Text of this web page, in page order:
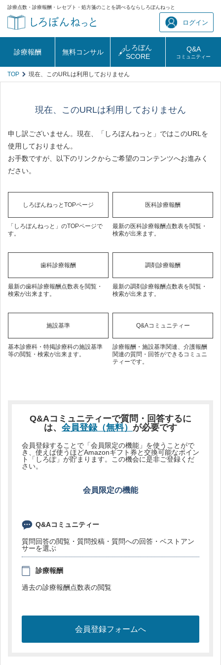
診療点数・診療報酬・レセプト・処方箋のことを調べるならしろぼんねっと
ログイン
診療報酬 無料コンサル
しろぼん
SCORE
Q&A
コミュニティー
TOP 現在、このURLは利用しておりません
現在、このURLは利用しておりません
申し訳ございません。現在、「しろぼんねっと」ではこのURLを
使用しておりません。
お手数ですが、以下のリンクからご希望のコンテンツへお進みく
ださい。
しろぼんねっとTOPページ
「しろぼんねっと」のTOPページで
す。
医科診療報酬
最新の医科診療報酬点数表を閲覧・
検索が出来ます。
歯科診療報酬
最新の歯科診療報酬点数表を閲覧・
検索が出来ます。
調剤診療報酬
最新の調剤診療報酬点数表を閲覧・
検索が出来ます。
施設基準
基本診療科・特掲診療科の施設基準
等の閲覧・検索が出来ます。
Q&Aコミュニティー
診療報酬・施設基準関連、介護報酬
関連の質問・回答ができるコミュニ
ティーです。
Q&Aコミュニティーで質問・回答するに
は、 会員登録（無料） が必要です
会員登録することで「会員限定の機能」を使うことがで
き、使えば使うほどAmazonギフト券と交換可能なポイン
ト「しろぽ」が貯まります。この機会に是非ご登録くだ
さい。
会員限定の機能
Q&Aコミュニティー
質問回答の閲覧・質問投稿・質問への回答・ベストアン
サーを選ぶ
診療報酬
過去の診療報酬点数表の閲覧
会員登録フォームへ